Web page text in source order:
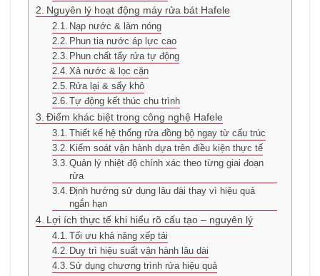
Nguyên lý hoạt động máy rửa bát Hafele
Nạp nước & làm nóng
Phun tia nước áp lực cao
Phun chất tẩy rửa tự động
Xả nước & lọc cặn
Rửa lại & sấy khô
Tự động kết thúc chu trình
Điểm khác biệt trong công nghệ Hafele
Thiết kế hệ thống rửa đồng bộ ngay từ cấu trúc
Kiểm soát vận hành dựa trên điều kiện thực tế
Quản lý nhiệt độ chính xác theo từng giai đoạn
rửa
Định hướng sử dụng lâu dài thay vì hiệu quả
ngắn hạn
Lợi ích thực tế khi hiểu rõ cấu tạo – nguyên lý
Tối ưu khả năng xếp tải
Duy trì hiệu suất vận hành lâu dài
Sử dụng chương trình rửa hiệu quả